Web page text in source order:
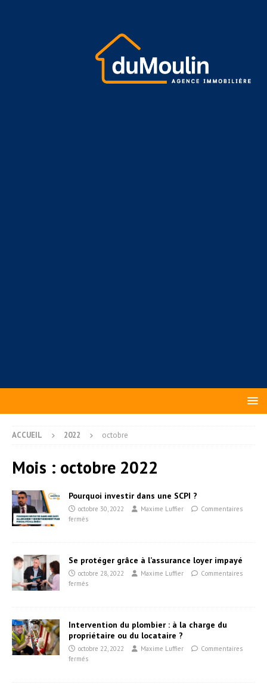
ACCUEIL 2022 octobre
Mois : octobre 2022
Pourquoi investir dans une SCPI ?
octobre 30, 2022 Maxime Luffier
Commentaires
fermés
Se protéger grâce à l’assurance loyer impayé
octobre 28, 2022 Maxime Luffier
Commentaires
fermés
Intervention du plombier : à la charge du
propriétaire ou du locataire ?
octobre 22, 2022 Maxime Luffier
Commentaires
fermés